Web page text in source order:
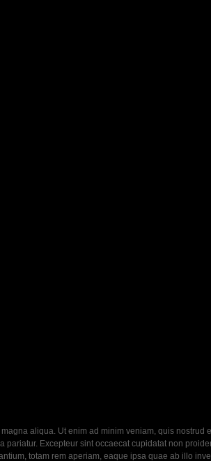
aliqua. Ut enim ad minim veniam, quis
Excepteur sint occaecat cupidatat non
totam rem aperiam, eaque ipsa quae ab illo